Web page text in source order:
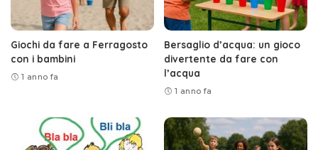
Giochi da fare a Ferragosto
con i bambini
1 anno fa
Bersaglio d’acqua: un gioco
divertente da fare con
l’acqua
1 anno fa